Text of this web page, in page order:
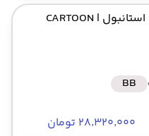
| CARTOON
BB
۲۸٬۳۲۰٬۰۰۰ تومان